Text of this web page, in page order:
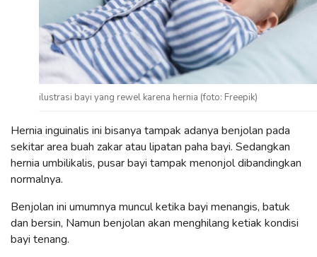
ilustrasi bayi yang rewel karena hernia (foto: Freepik)
Hernia inguinalis ini bisanya tampak adanya benjolan pada
sekitar area buah zakar atau lipatan paha bayi. Sedangkan
hernia umbilikalis, pusar bayi tampak menonjol dibandingkan
normalnya.
Benjolan ini umumnya muncul ketika bayi menangis, batuk
dan bersin, Namun benjolan akan menghilang ketiak kondisi
bayi tenang.